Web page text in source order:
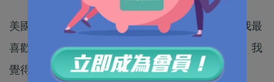
美國高中生西萊斯特表示：「它們真的很可愛，我最
喜歡看到熊貓在樹上『歎世界』，啃著一些竹子，我
覺得那真的很可愛。」